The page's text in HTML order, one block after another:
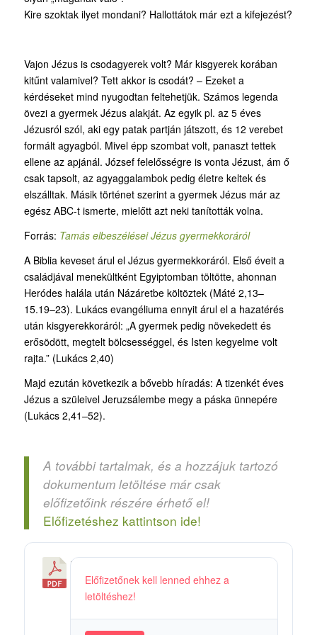
Kire szoktak ilyet mondani? Hallottátok már ezt a kifejezést?
Vajon Jézus is csodagyerek volt? Már kisgyerek korában
kitűnt valamivel? Tett akkor is csodát? – Ezeket a
kérdéseket mind nyugodtan feltehetjük. Számos legenda
övezi a gyermek Jézus alakját. Az egyik pl. az 5 éves
Jézusról szól, aki egy patak partján játszott, és 12 verebet
formált agyagból. Mivel épp szombat volt, panaszt tettek
ellene az apjánál. József felelősségre is vonta Jézust, ám ő
csak tapsolt, az agyaggalambok pedig életre keltek és
elszálltak. Másik történet szerint a gyermek Jézus már az
egész ABC-t ismerte, mielőtt azt neki tanították volna.
Forrás: Tamás elbeszélései Jézus gyermekkoráról
A Biblia keveset árul el Jézus gyermekkoráról. Első éveit a
családjával menekültként Egyiptomban töltötte, ahonnan
Heródes halála után Názáretbe költöztek (Máté 2,13–
15.19–23). Lukács evangéliuma ennyit árul el a hazatérés
után kisgyerekkoráról: „A gyermek pedig növekedett és
erősödött, megtelt bölcsességgel, és Isten kegyelme volt
rajta.” (Lukács 2,40)
Majd ezután következik a bővebb híradás: A tizenkét éves
Jézus a szüleivel Jeruzsálembe megy a páska ünnepére
(Lukács 2,41–52).
A további tartalmak, és a hozzájuk tartozó
dokumentum letöltése már csak
előfizetőink részére érhető el!
Előfizetéshez kattintson ide!
M
l
Előfizetőnek kell lenned ehhez a
letöltéshez!